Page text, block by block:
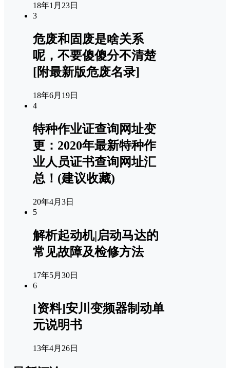
18年1月23日
3
危废和固废是啥关系
呢，不要傻傻分不清楚
[附最新版危废名录]
18年6月19日
4
特种作业证查询网址变
更：2020年最新特种作
业人员证书查询网址汇
总！(建议收藏)
20年4月3日
5
解析起动机|启动马达的
常见故障及检修方法
17年5月30日
6
[资料]安川变频器制动单
元说明书
13年4月26日